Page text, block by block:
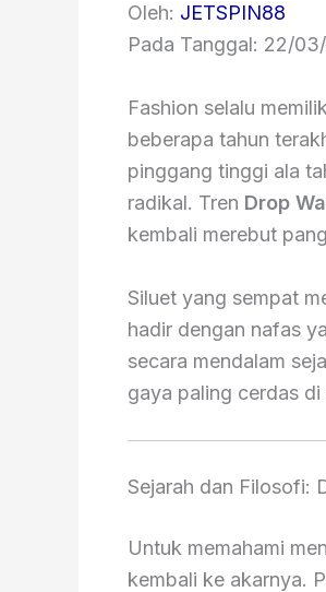
Oleh: JETSPIN88
Pada Tanggal: 22/
Fashion selalu
beberapa tahun
pinggang tinggi ala
radikal. Tren Drop
kembali merebut
Siluet yang sempat
hadir dengan nafas
secara mendalam
gaya paling cerdas di
Sejarah dan Filosofi:
Untuk memahami
kembali ke akarnya.